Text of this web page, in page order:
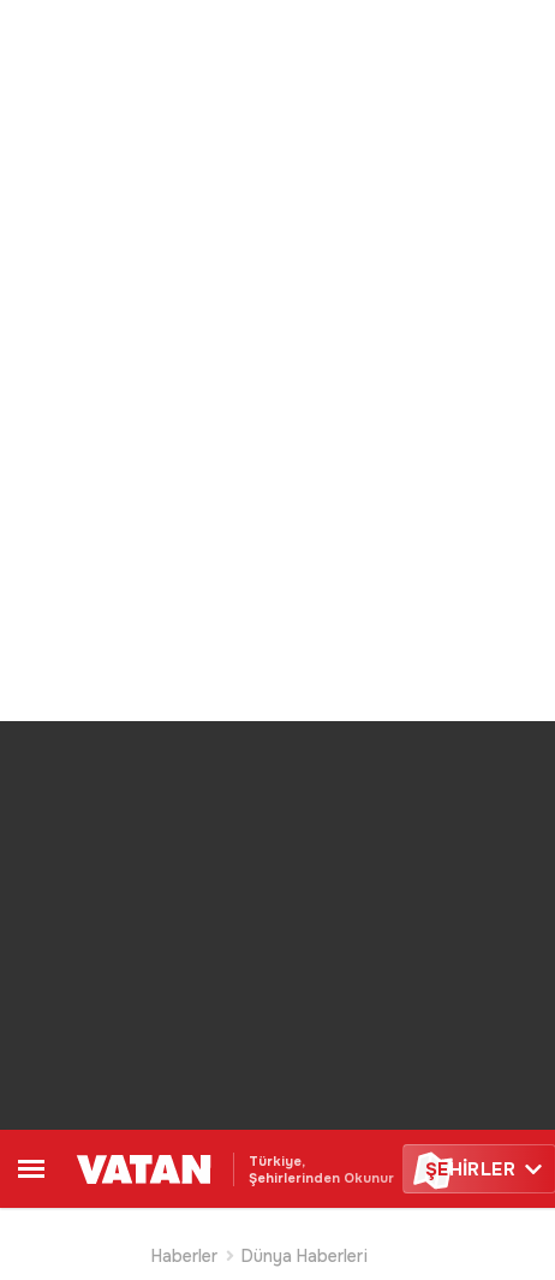
Türkiye,
Şehirlerinden Okunur
ŞEHİRLER
Haberler
Dünya Haberleri